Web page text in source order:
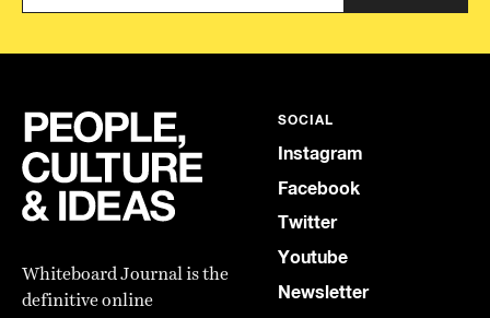
Whiteboard Journal is the
definitive online
SOCIAL
Instagram
Facebook
Twitter
Youtube
Newsletter